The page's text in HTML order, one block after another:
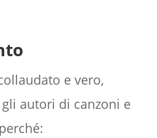
e vero,
autori di canzoni e